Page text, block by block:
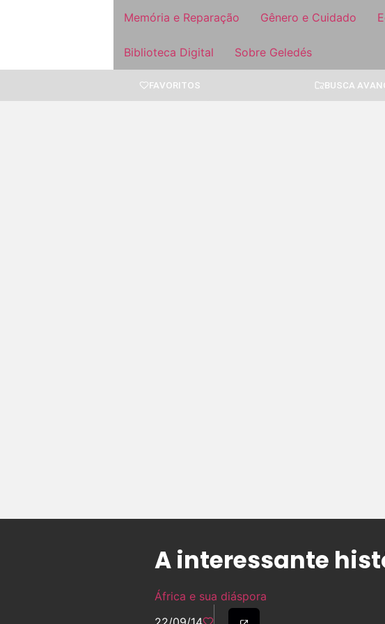
Memória e Reparação Gênero e Cuidado
Biblioteca Digital Sobre Geledés
FAVORITOS BUSCA
A interessante
África e sua diáspora